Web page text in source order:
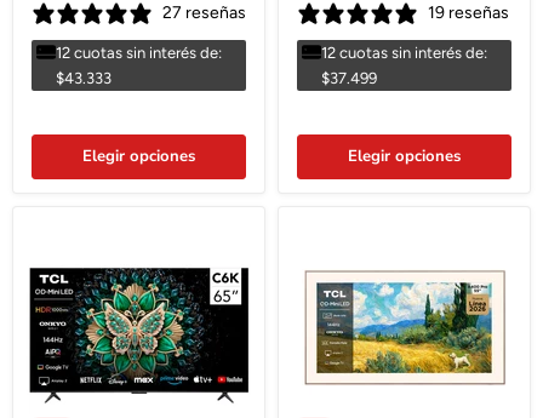
27 reseñas
12 cuotas sin interés de:
$43.333
Elegir opciones
19 reseñas
12 cuotas sin interés de:
$37.499
Elegir opciones